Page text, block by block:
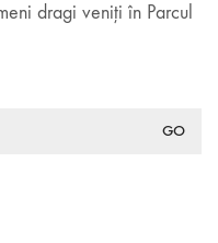
dragi veniți în Parcul